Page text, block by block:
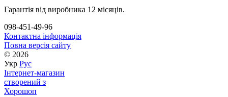
Гарантія від виробника 12 місяців.
098-451-49-96
Контактна інформація
Повна версія сайту
© 2026
Укр Рус
Інтернет-магазин
створений з
Хорошоп